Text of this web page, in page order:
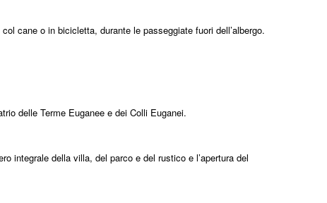
cane o in bicicletta, durante le passeggiate fuori dell’albergo.
delle Terme Euganee e dei Colli Euganei.
integrale della villa, del parco e del rustico e l’apertura del